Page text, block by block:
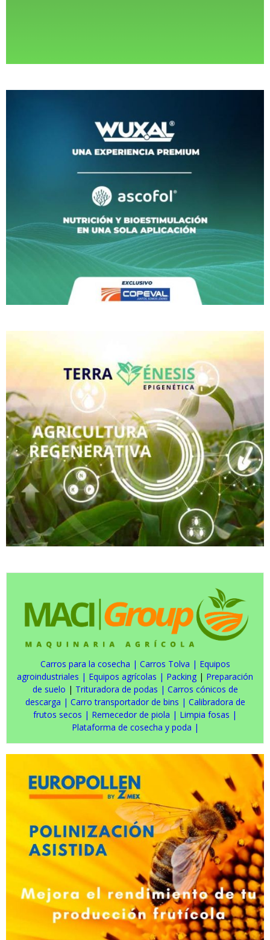
Carros para la cosecha | Carros Tolva | Equipos
agroindustriales | Equipos agrícolas | Packing | Preparación
de suelo | Trituradora de podas | Carros cónicos de
descarga | Carro transportador de bins | Calibradora de
frutos secos | Remecedor de piola | Limpia fosas |
Plataforma de cosecha y poda |